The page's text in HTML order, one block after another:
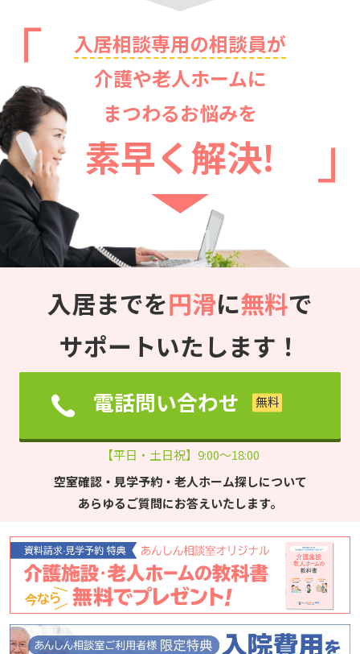
入居相談専用の相談員が
介護や老人ホームに
まつわるお悩みを
素早く解決!
入居までを円滑に無料で
サポートいたします！
電話問い合わせ
【平日・土日祝】9:00～18:00
空室確認・見学予約・老人ホーム探しについて
あらゆるご質問にお答えいたします。